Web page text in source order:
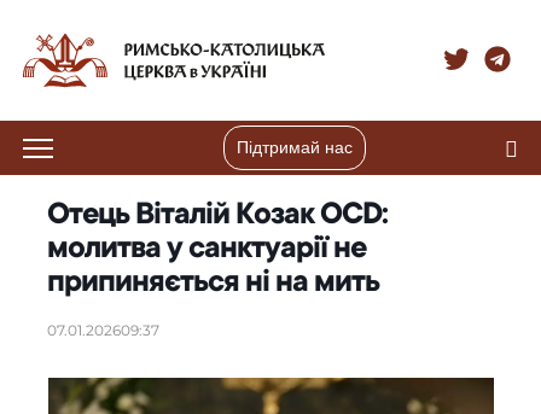
Підтримай нас
Отець Віталій Козак OCD:
молитва у санктуарії не
припиняється ні на мить
07.01.202609:37